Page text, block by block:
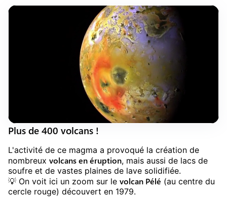
Plus de 400 volcans !
L'activité de ce magma a provoqué la création de
nombreux volcans en éruption, mais aussi de lacs de
soufre et de vastes plaines de lave solidifiée.
💡 On voit ici un zoom sur le volcan Pélé (au centre du
cercle rouge) découvert en 1979.